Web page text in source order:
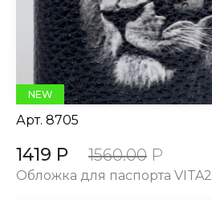
NEW
Арт. 8705
1419 Р 1560.00 Р
Обложка для паспорта VITA2